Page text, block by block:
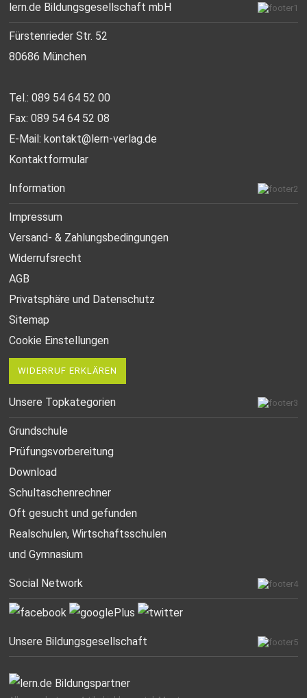
lern.de Bildungsgesellschaft mbH
Fürstenrieder Str. 52
80686 München
Tel.: 089 54 64 52 00
Fax: 089 54 64 52 08
E-Mail:kontakt@lern-verlag.de
Kontaktformular
Information
Impressum
Versand- & Zahlungsbedingungen
Widerrufsrecht
AGB
Privatsphäre und Datenschutz
Sitemap
Cookie Einstellungen
WIDERRUF ERKLÄREN
Unsere Topkategorien
Grundschule
Prüfungsvorbereitung
Download
Schultaschenrechner
Oft gesucht und gefunden
Realschulen,Wirtschaftsschulen
und Gymnasium
Social Network
Unsere Bildungsgesellschaft